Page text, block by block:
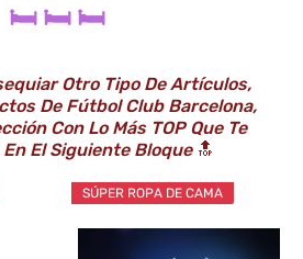
🛏️ 🛏️ 🛏️
Otro Tipo De Artículos,
De Fútbol Club Barcelona,
Con Lo Más TOP Que Te
El Siguiente Bloque🔝
SÚPER ROPA DE CAMA